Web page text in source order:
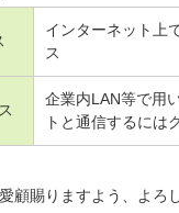
インターネット上
ス
企業内LAN等で用
トと通信するには
顧賜りますよう、よろ